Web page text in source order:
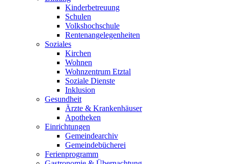
Kinderbetreuung
Schulen
Volkshochschule
Rentenangelegenheiten
Soziales
Kirchen
Wohnen
Wohnzentrum Etztal
Soziale Dienste
Inklusion
Gesundheit
Ärzte & Krankenhäuser
Apotheken
Einrichtungen
Gemeindearchiv
Gemeindebücherei
Ferienprogramm